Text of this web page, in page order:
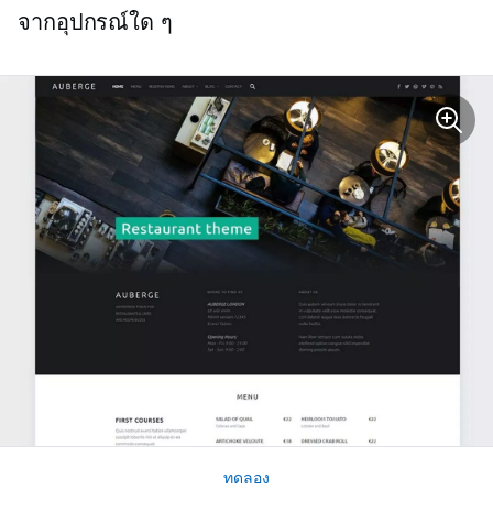
จากอุปกรณ์ใด ๆ
ทดลอง